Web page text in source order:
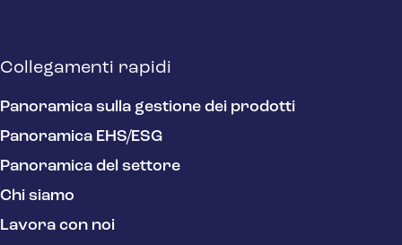
Collegamenti rapidi
Panoramica sulla gestione dei prodotti
Panoramica EHS/ESG
Panoramica del settore
Chi siamo
Lavora con noi